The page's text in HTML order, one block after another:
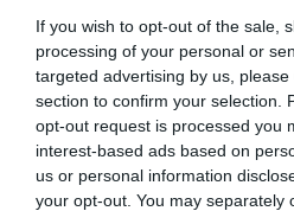
If you wish to opt-out of the sale,
processing of your personal or
targeted advertising by us,
section to confirm your selection.
opt-out request is processed you
interest-based ads based on
us or personal information
your opt-out. You may separately